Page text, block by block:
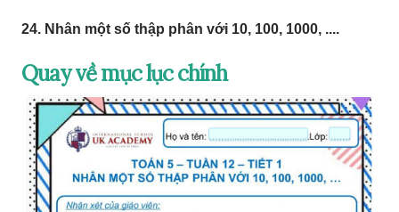
24. Nhân một số thập phân với 10, 100, 1000, ....
Quay về mục lục chính